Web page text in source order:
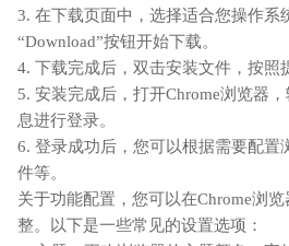
3. 在下载页面中，选择适合您操作系
“Download”按钮开始下载。
4. 下载完成后，双击安装文件，按照
5. 安装完成后，打开Chrome浏览器
息进行登录。
6. 登录成功后，您可以根据需要配置
件等。
关于功能配置，您可以在Chrome浏
整。以下是一些常见的设置选项：